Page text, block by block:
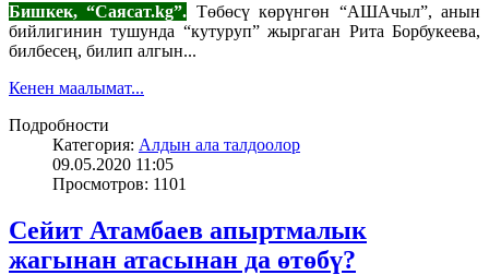
Бишкек, “Саясат.kg”. Төбөсү көрүнгөн “АШАчыл”, анын
бийлигинин тушунда “кутуруп” жыргаган Рита Борбукеева,
билбесең, билип алгын...
Кенен маалымат...
Подробности
Категория: Алдын ала талдоолор
09.05.2020 11:05
Просмотров: 1101
Сейит Атамбаев апыртмалык
жагынан атасынан да өтөбү?